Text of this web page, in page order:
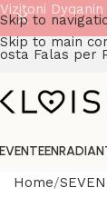
Skip to
Skip to main
Falas per
Home
Vizitoni